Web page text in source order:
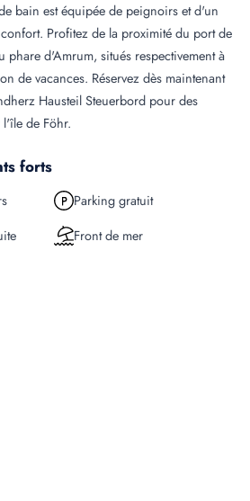
bain est équipée de peignoirs et d'un
Profitez de la proximité du port de
phare d'Amrum, situés respectivement à
de vacances. Réservez dès maintenant
Hausteil Steuerbord pour des
de Föhr.
forts
Parking gratuit
Front de mer